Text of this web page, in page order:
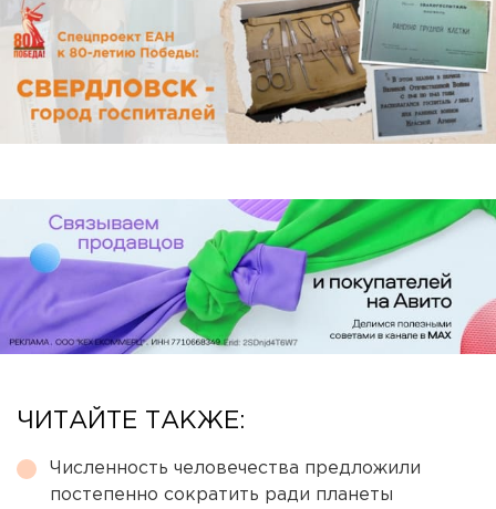
ЧИТАЙТЕ ТАКЖЕ:
Численность человечества предложили
постепенно сократить ради планеты